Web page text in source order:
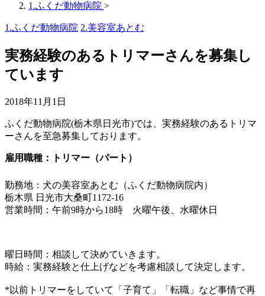
1.ふくだ動物病院 >
1.ふくだ動物病院 2.美容室あとむ
実務経験のあるトリマーさんを募集し
ています
2018年11月1日
ふくだ動物病院(栃木県日光市)では、実務経験のあるトリマ
ーさんを至急募集しております。
雇用職種：トリマー（パート）
勤務地：犬の美容室あとむ（ふくだ動物病院内）
栃木県 日光市大桑町1172-16
営業時間：午前9時から18時 火曜午後、水曜休日
曜日時間：相談して決めていきます。
時給：実務経験と仕上げなどを考慮相談して決定します。
*以前トリマーをしていて「子育て」「転職」など事情で再